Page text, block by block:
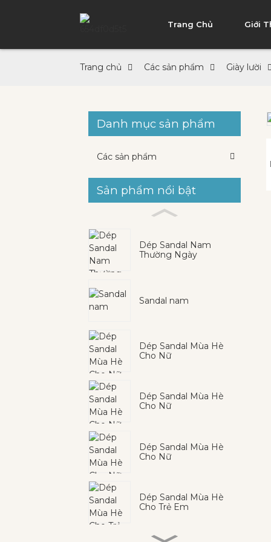
Trang Chủ Giới
Trang chủ Các sản phẩm Giày lười
Danh mục sản phẩm
Các sản phẩm
Sản phẩm nổi bật
Dép Sandal Nam
Thường Ngày
Sandal nam
Dép Sandal Mùa Hè
Cho Nữ
Dép Sandal Mùa Hè
Cho Nữ
Dép Sandal Mùa Hè
Cho Nữ
Dép Sandal Mùa Hè
Cho Trẻ Em
Loading...
Loading...